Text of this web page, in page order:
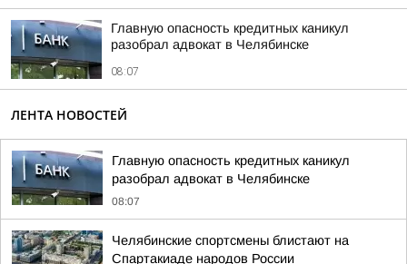
Главную опасность кредитных каникул
разобрал адвокат в Челябинске
08:07
ЛЕНТА НОВОСТЕЙ
Главную опасность кредитных каникул
разобрал адвокат в Челябинске
08:07
Челябинские спортсмены блистают на
Спартакиаде народов России